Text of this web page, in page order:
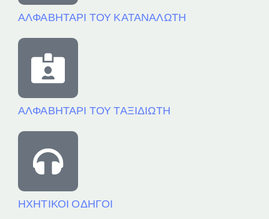
ΑΛΦΑΒΗΤΑΡΙ ΤΟΥ ΚΑΤΑΝΑΛΩΤΗ
ΑΛΦΑΒΗΤΑΡΙ ΤΟΥ ΤΑΞΙΔΙΩΤΗ
ΗΧΗΤΙΚΟΙ ΟΔΗΓΟΙ